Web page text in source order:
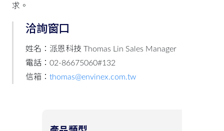
求。
洽詢窗口
姓名：派恩科技 Thomas Lin Sales Manager
電話：02-86675060#132
信箱： thomas@envinex.com.tw